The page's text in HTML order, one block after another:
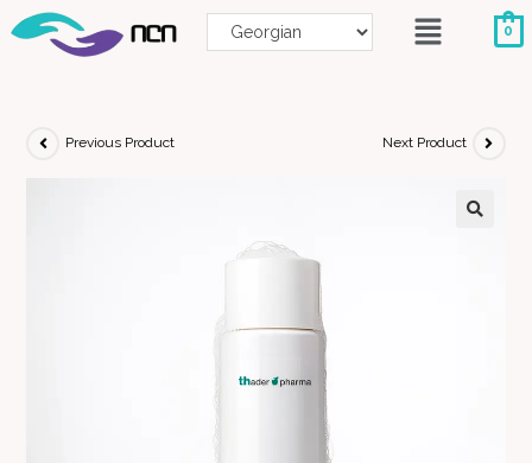
0
Previous Product Next Product